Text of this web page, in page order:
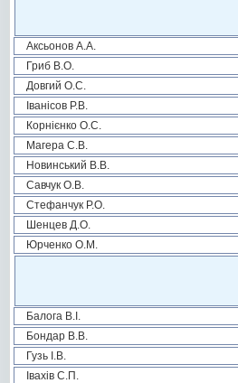
Аксьонов А.А.
Гриб В.О.
Довгий О.С.
Іванісов Р.В.
Корнієнко О.С.
Магера С.В.
Новинський В.В.
Савчук О.В.
Стефанчук Р.О.
Шенцев Д.О.
Юрченко О.М.
Балога В.І.
Бондар В.В.
Гузь І.В.
Івахів С.П.